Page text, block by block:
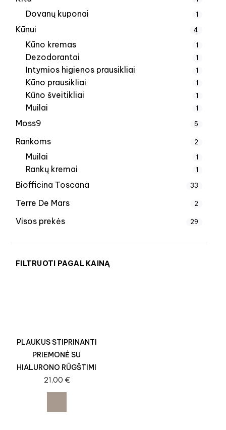
Dovanų kuponai 1
Kūnui 4
Kūno kremas 1
Dezodorantai 1
Intymios higienos prausikliai 1
Kūno prausikliai 1
Kūno šveitikliai 1
Muilai 1
Moss9 5
Rankoms 2
Muilai 1
Rankų kremai 1
Biofficina Toscana 33
Terre De Mars 2
Visos prekės 29
FILTRUOTI PAGAL KAINĄ
PLAUKUS STIPRINANTI
PRIEMONĖ SU
HIALURONO RŪGŠTIMI
21,00 €